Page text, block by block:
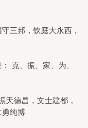
三邦，钦庭大永西，
克、振、家、为、
德昌，文士建都，
勇纯博